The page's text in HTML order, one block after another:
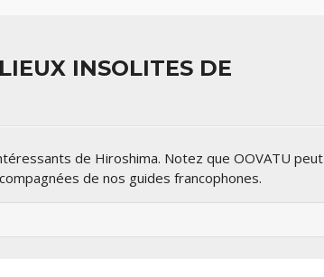
INSOLITES DE
de Hiroshima. Notez que OOVATU peut
de nos guides francophones.